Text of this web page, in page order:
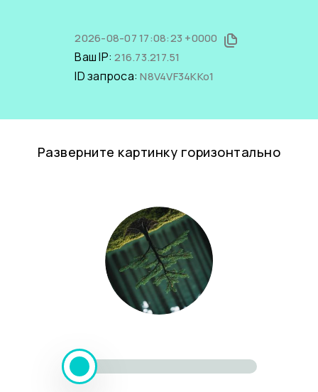
2026-08-07 17:08:23 +0000
Ваш IP:216.73.217.51
ID запроса:N8V4VF34KKo1
Разверните картинку горизонтально